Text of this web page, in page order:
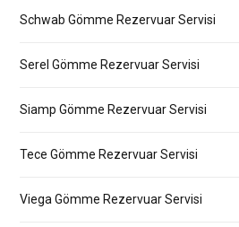
Schwab Gömme Rezervuar Servisi
Serel Gömme Rezervuar Servisi
Siamp Gömme Rezervuar Servisi
Tece Gömme Rezervuar Servisi
Viega Gömme Rezervuar Servisi